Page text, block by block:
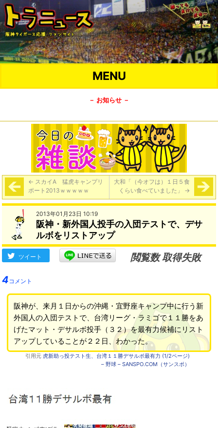
MENU
－ お知らせ －
← スカイA 猛虎キャンプリ
ポート2013ｗｗｗｗｗ
大和「（今オフは）１日５食
くらい食べていました」 →
2013年01月23日 10:19
阪神・新外国人投手の入団テストで、デサ
ルボをリストアップ
ツイート
閲覧数 取得失敗
4コメント
阪神が、来月１日からの沖縄・宜野座キャンプ中に行う新
外国人の入団テストで、台湾リーグ・ラミゴで１１勝をあ
げたマット・デサルボ投手（３２）を最有力候補にリスト
アップしていることが２２日、わかった。
引用元 虎新助っ投テスト生、台湾１１勝デサルボ最有力 (1/2ページ)
– 野球 – SANSPO.COM（サンスポ）